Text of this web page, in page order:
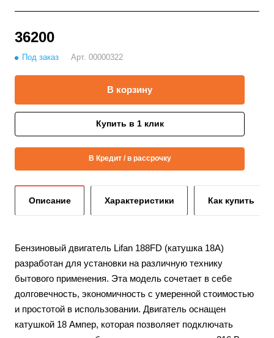
36200
Под заказ Арт. 00000322
В корзину
Купить в 1 клик
В Кредит / в рассрочку
Описание Характеристики Как купить
Бензиновый двигатель Lifan 188FD (катушка 18А)
разработан для установки на различную технику
бытового применения. Эта модель сочетает в себе
долговечность, экономичность с умеренной стоимостью
и простотой в использовании. Двигатель оснащен
катушкой 18 Ампер, которая позволяет подключать